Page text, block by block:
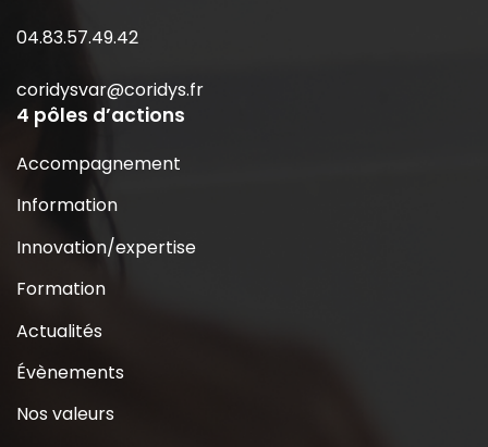
04.83.57.49.42
coridysvar@coridys.fr
4 pôles d’actions
Accompagnement
Information
Innovation/expertise
Formation
Actualités
Évènements
Nos valeurs